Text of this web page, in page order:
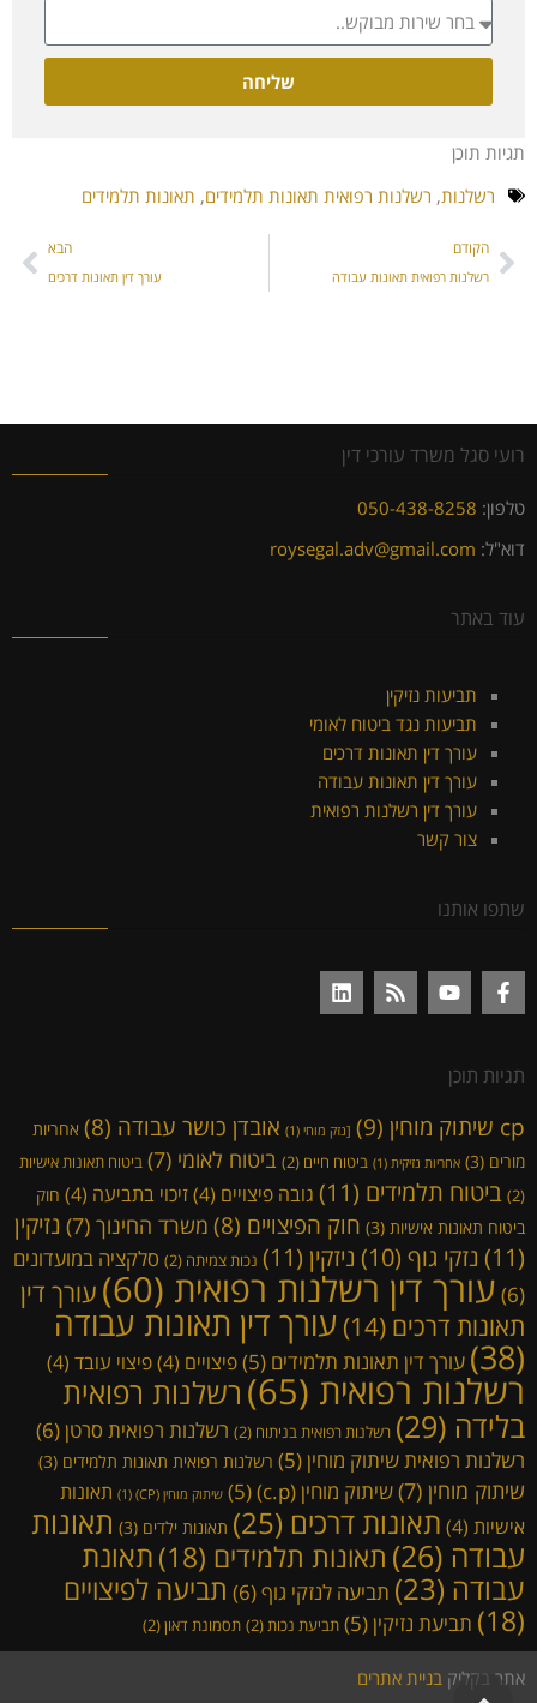
שליחה
תגיות תוכן
רשלנות, רשלנות רפואית תאונות תלמידים, תאונות תלמידים
הקודם
רשלנות רפואית תאונות עבודה
הבא
עורך דין תאונות דרכים
רועי סגל משרד עורכי דין
טלפון: 050-438-8258
דוא"ל: roysegal.adv@gmail.com
עוד באתר
תביעות נזיקין
תביעות נגד ביטוח לאומי
עורך דין תאונות דרכים
עורך דין תאונות עבודה
עורך דין רשלנות רפואית
צור קשר
שתפו אותנו
תגיות תוכן
cp שיתוק מוחין (9) [נזק מוחי (1) אובדן כושר עבודה (8)
אחריות
מורים (3) אחריות נזיקית (1) ביטוח חיים (2) ביטוח לאומי (7)
ביטוח תאונות אישיות
(2)
ביטוח תלמידים (11) גובה פיצויים (4) זיכוי בתביעה (4)
חוק
ביטוח תאונות אישיות (3) חוק הפיצויים (8) משרד החינוך (7)
נזיקין
(11)
נזקי גוף (10) ניזקין (11) נכות צמיתה (2)
סלקציה במועדונים
(6)
עורך דין רשלנות רפואית (60)
עורך דין
תאונות דרכים (14) עורך דין תאונות עבודה
(38) עורך דין תאונות תלמידים (5) פיצויים (4) פיצוי עובד (4)
רשלנות רפואית (65)
רשלנות רפואית
בלידה (29) רשלנות רפואית בניתוח (2) רשלנות רפואית סרטן(6)
רשלנות רפואית שיתוק מוחין(5) רשלנות רפואית תאונות תלמידים (3)
שיתוק מוחין (7) שיתוק מוחין (c.p) (5) שיתוק מוחין (CP) (1)
תאונות
אישיות (4) תאונות דרכים (25) תאונות ילדים (3)
תאונות
עבודה (26) תאונות תלמידים (18)
תאונת
עבודה (23) תביעה לנזקי גוף(6)
תביעה לפיצויים
(18)
תביעת נזיקין(5) תביעת נכות(2) תסמונת דאון(2)
אתר בקליק בניית אתרים